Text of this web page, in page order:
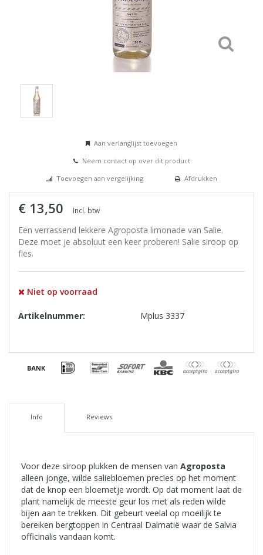
Aan verlanglijst toevoegen
Neem contact op over dit product
Toevoegen aan vergelijking
Afdrukken
€ 13,50 Incl. btw
Een verrassend lekkere Agroposta limonade van Salie.
Deze moet je absoluut een keer proberen! Salie siroop op
fles.
Niet op voorraad
Artikelnummer: Mplus 3337
Info Reviews
Voor deze siroop plukken de mensen van Agroposta
alleen jonge, wilde saliebloemen precies op het moment
dat de knop een bloemetje wordt. Op dat moment laat de
plant namelijk de meeste geur los met als reden wilde
bijen aan te trekken. Dit gebeurt veelal op moeilijk te
bereiken bergtoppen in Centraal Dalmatië waar de Salvia
officinalis vandaan komt.